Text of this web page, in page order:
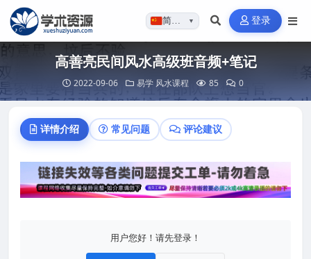
简体…▼ 登录
高善亮民间风水高级班音频+笔记
2022-09-06 易学 风水课程 85 0
详情介绍 常见问题 评论建议
用户您好！请先登录！